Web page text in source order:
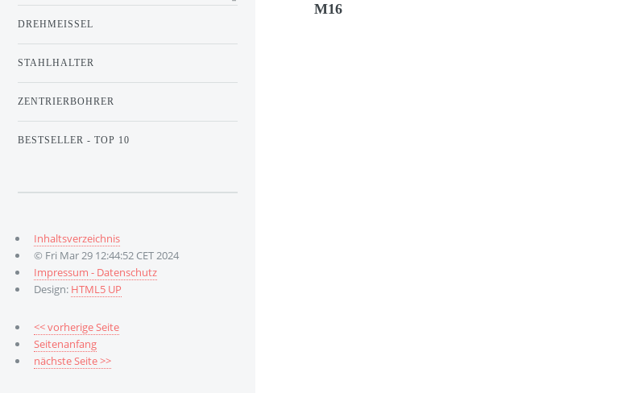
M16
DREHMEISSEL
STAHLHALTER
ZENTRIERBOHRER
BESTSELLER - TOP 10
Inhaltsverzeichnis
© Fri Mar 29 12:44:52 CET 2024
Impressum - Datenschutz
Design: HTML5 UP
<< vorherige Seite
Seitenanfang
nächste Seite >>